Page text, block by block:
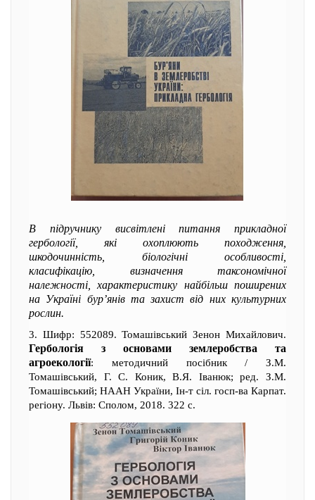
В підручнику висвітлені питання прикладної
гербології, які охоплюють походження,
шкодочинність, біологічні особливості,
класифікацію, визначення таксономічної
належності, характеристику найбільш поширених
на Україні бур’янів та захист від них культурних
рослин.
3. Шифр: 552089. Томашівський Зенон Михайлович.
Гербологія з основами землеробства та
агроекології: методичний посібник / З.М.
Томашівський, Г. С. Коник, В.Я. Іванюк; ред. З.М.
Томашівський; НААН України, Ін-т сіл. госп-ва Карпат.
регіону. Львів: Сполом, 2018. 322 с.